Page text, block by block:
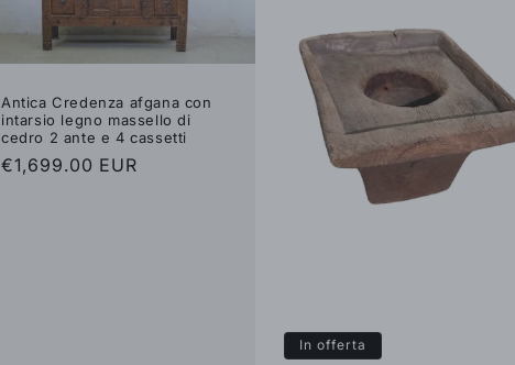
Antica Credenza afgana con
intarsio legno massello di
cedro 2 ante e 4 cassetti
Prezzo
€1,699.00 EUR
In offerta